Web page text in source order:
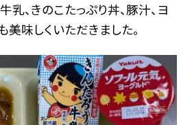
乳、きのこたっぷり丼、豚汁、ヨ
美味しくいただきました。